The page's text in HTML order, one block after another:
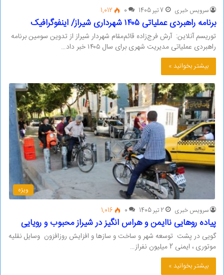
سرویس خبری 7 تیر 1405 0
1,012
برنامه راهبردی عملیاتی ۱۴۰۵ شهرداری شیراز/ اینفوگرافیک
توریسم آنلاین: آرش فرج‌زاده قائم‌مقام شهردار شیراز از تدوین سومین برنامه
راهبردی عملیاتی مدیریت شهری برای سال ۱۴۰۵ خبر داد…
بیشتر بخوانید »
ویژه
سرویس خبری 2 تیر 1405 0
1,016
پیاده روهایی ناایمن و هراس انگیز در شیراز محبوب و رویایی
گویی در پشت توسعه شهر و ساخت و سازها و افزایش روزافزون وسایل نقلیه
موتوری ، ایمنی 2 میلیون نفراز…
بیشتر بخوانید »